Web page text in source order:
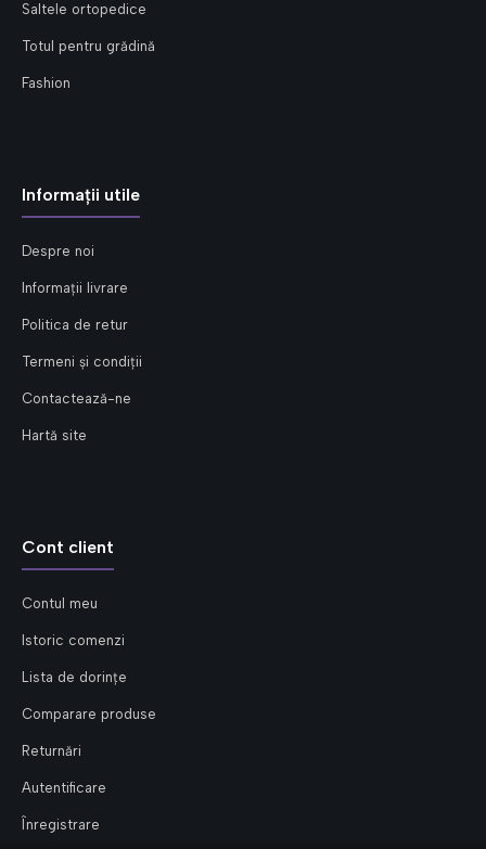
Saltele ortopedice
Totul pentru grădină
Fashion
Informații utile
Despre noi
Informații livrare
Politica de retur
Termeni și condiții
Contactează-ne
Hartă site
Cont client
Contul meu
Istoric comenzi
Lista de dorințe
Comparare produse
Returnări
Autentificare
Înregistrare